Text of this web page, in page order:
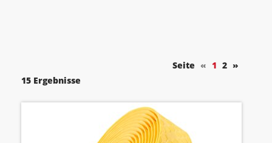
Seite « 1 2 »
15 Ergebnisse